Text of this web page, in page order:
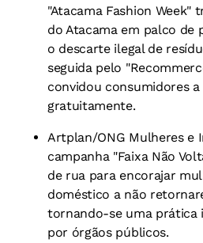
"Atacama Fashion
do Atacama em palco de
o descarte ilegal de
seguida pelo
convidou consumidores
gratuitamente.
Artplan/ONG Mulheres e
campanha "Faixa Não
de rua para encorajar
doméstico a não
tornando-se uma prática
por órgãos públicos.